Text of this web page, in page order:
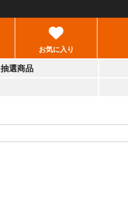
お気に入り
抽選商品